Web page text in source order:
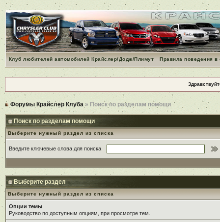
Клуб любителей автомобилей Крайслер/Додж/Плимут Правила поведения
Форумы Крайслер Клуба » Поиск по разделам помощи
Поиск по разделам помощи
Выберите нужный раздел из списка
Введите ключевые слова для поиска
Выберите раздел
Выберите нужный раздел из списка
Опции темы
Руководство по доступным опциям, при просмотре тем.